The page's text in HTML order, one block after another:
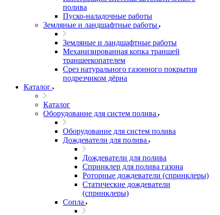
полива
Пуско-наладочные работы
Земляные и ландшафтные работы
Земляные и ландшафтные работы
Механизированная копка траншей
траншеекопателем
Срез натурального газонного покрытия
подрезчиком дёрна
Каталог
Каталог
Оборудование для систем полива
Оборудование для систем полива
Дождеватели для полива
Дождеватели для полива
Cпринклер для полива газона
Роторные дождеватели (спринклеры)
Статические дождеватели
(спринклеры)
Сопла